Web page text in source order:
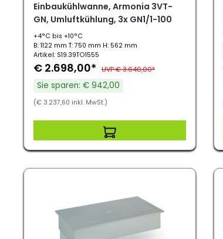
Einbaukühlwanne, Armonia 3VT-
GN, Umluftkühlung, 3x GN1/1-100
+4°C bis +10°C
B: 1122 mm T: 750 mm H: 562 mm
Artikel: S19.39TO1555
€ 2.698,00* UVP € 3.640,00*
Sie sparen: € 942,00
(€ 3.237,60 inkl. MwSt.)